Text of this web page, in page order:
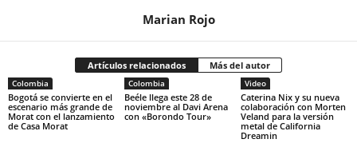
Marian Rojo
Artículos relacionados Más del autor
Colombia
Bogotá se convierte en el
escenario más grande de
Morat con el lanzamiento
de Casa Morat
Colombia
Beéle llega este 28 de
noviembre al Davi Arena
con «Borondo Tour»
Video
Caterina Nix y su nueva
colaboración con Morten
Veland para la versión
metal de California
Dreamin